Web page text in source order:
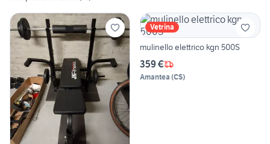
Vetrina
mulinello elettrico kgn 500S
359 €
Amantea (CS)